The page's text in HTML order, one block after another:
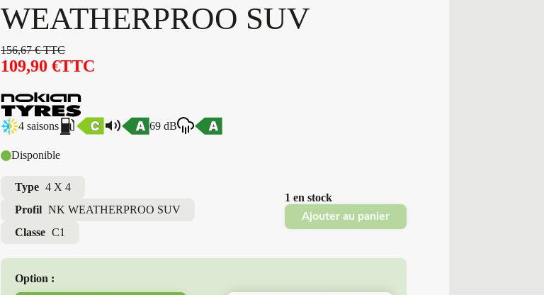
WEATHERPROO SUV
156,67€TTC
109,90€TTC
4 saisons 69 dB
Disponible
Type 4 X 4
Profil NK WEATHERPROO SUV
Classe C1
1 en stock
Ajouter au panier
Option :